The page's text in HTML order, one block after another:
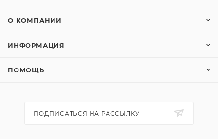
О КОМПАНИИ
ИНФОРМАЦИЯ
ПОМОЩЬ
ПОДПИСАТЬСЯ НА РАССЫЛКУ